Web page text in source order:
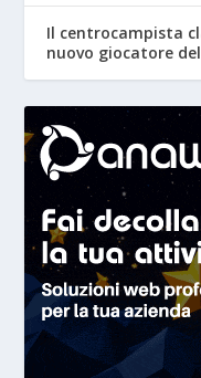
Il centrocampista
nuovo giocatore